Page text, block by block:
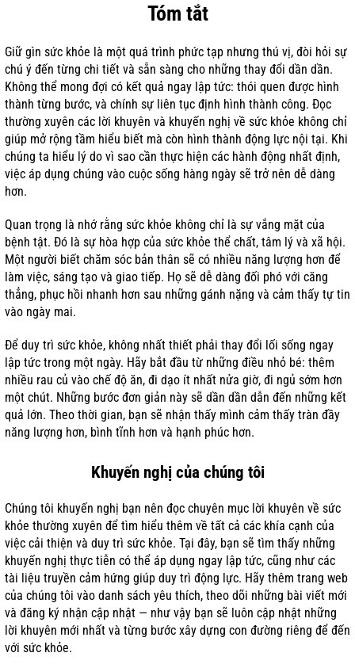
Tóm tắt
Giữ gìn sức khỏe là một quá trình phức tạp nhưng thú vị, đòi hỏi sự
chú ý đến từng chi tiết và sẵn sàng cho những thay đổi dần dần.
Không thể mong đợi có kết quả ngay lập tức: thói quen được hình
thành từng bước, và chính sự liên tục định hình thành công. Đọc
thường xuyên các lời khuyên và khuyến nghị về sức khỏe không chỉ
giúp mở rộng tầm hiểu biết mà còn hình thành động lực nội tại. Khi
chúng ta hiểu lý do vì sao cần thực hiện các hành động nhất định,
việc áp dụng chúng vào cuộc sống hàng ngày sẽ trở nên dễ dàng
hơn.
Quan trọng là nhớ rằng sức khỏe không chỉ là sự vắng mặt của
bệnh tật. Đó là sự hòa hợp của sức khỏe thể chất, tâm lý và xã hội.
Một người biết chăm sóc bản thân sẽ có nhiều năng lượng hơn để
làm việc, sáng tạo và giao tiếp. Họ sẽ dễ dàng đối phó với căng
thẳng, phục hồi nhanh hơn sau những gánh nặng và cảm thấy tự tin
vào ngày mai.
Để duy trì sức khỏe, không nhất thiết phải thay đổi lối sống ngay
lập tức trong một ngày. Hãy bắt đầu từ những điều nhỏ bé: thêm
nhiều rau củ vào chế độ ăn, đi dạo ít nhất nửa giờ, đi ngủ sớm hơn
một chút. Những bước đơn giản này sẽ dần dần dẫn đến những kết
quả lớn. Theo thời gian, bạn sẽ nhận thấy mình cảm thấy tràn đầy
năng lượng hơn, bình tĩnh hơn và hạnh phúc hơn.
Khuyến nghị của chúng tôi
Chúng tôi khuyến nghị bạn nên đọc chuyên mục lời khuyên về sức
khỏe thường xuyên để tìm hiểu thêm về tất cả các khía cạnh của
việc cải thiện và duy trì sức khỏe. Tại đây, bạn sẽ tìm thấy những
khuyến nghị thực tiễn có thể áp dụng ngay lập tức, cũng như các
tài liệu truyền cảm hứng giúp duy trì động lực. Hãy thêm trang web
của chúng tôi vào danh sách yêu thích, theo dõi những bài viết mới
và đăng ký nhận cập nhật — như vậy bạn sẽ luôn cập nhật những
lời khuyên mới nhất và từng bước xây dựng con đường riêng để đến
với sức khỏe.